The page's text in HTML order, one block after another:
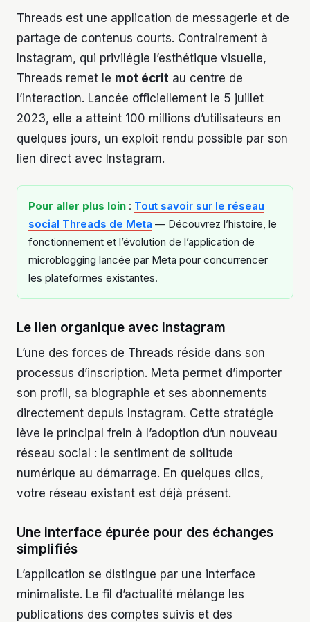
Threads est une application de messagerie et de
partage de contenus courts. Contrairement à
Instagram, qui privilégie l’esthétique visuelle,
Threads remet le mot écrit au centre de
l’interaction. Lancée officiellement le 5 juillet
2023, elle a atteint 100 millions d’utilisateurs en
quelques jours, un exploit rendu possible par son
lien direct avec Instagram.
Pour aller plus loin : Tout savoir sur le réseau
social Threads de Meta — Découvrez l’histoire, le
fonctionnement et l’évolution de l’application de
microblogging lancée par Meta pour concurrencer
les plateformes existantes.
Le lien organique avec Instagram
L’une des forces de Threads réside dans son
processus d’inscription. Meta permet d’importer
son profil, sa biographie et ses abonnements
directement depuis Instagram. Cette stratégie
lève le principal frein à l’adoption d’un nouveau
réseau social : le sentiment de solitude
numérique au démarrage. En quelques clics,
votre réseau existant est déjà présent.
Une interface épurée pour des échanges
simplifiés
L’application se distingue par une interface
minimaliste. Le fil d’actualité mélange les
publications des comptes suivis et des